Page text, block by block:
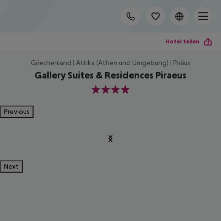
Hotel teilen
Griechenland | Attika (Athen und Umgebung) | Piräus
Gallery Suites & Residences Piraeus
4
Previous
Next